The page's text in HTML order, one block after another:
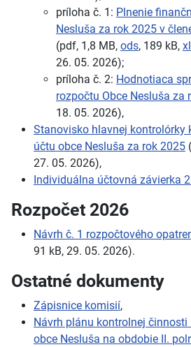
príloha č. 1: Plnenie
Nesluša za rok 2025 v
(pdf, 1,8 MB, ods, 189 kB,
26. 05. 2026);
príloha č. 2: Hodnotiaca
rozpočtu Obce Nesluša za
18. 05. 2026),
Stanovisko hlavnej kontrolórky
účtu obce Nesluša za rok 2025
27. 05. 2026),
Individuálna účtovná závierka
Rozpočet 2026
Návrh č. 1 rozpočtového
91 kB, 29. 05. 2026).
Ostatné dokumenty
Zápisnice komisií,
Návrh plánu kontrolnej
obce Nesluša na obdobie II.